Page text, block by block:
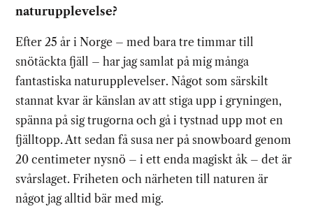
naturupplevelse?
Efter 25 år i Norge – med bara tre timmar till
snötäckta fjäll – har jag samlat på mig många
fantastiska naturupplevelser. Något som särskilt
stannat kvar är känslan av att stiga upp i gryningen,
spänna på sig trugorna och gå i tystnad upp mot en
fjälltopp. Att sedan få susa ner på snowboard genom
20 centimeter nysnö – i ett enda magiskt åk – det är
svårslaget. Friheten och närheten till naturen är
något jag alltid bär med mig.